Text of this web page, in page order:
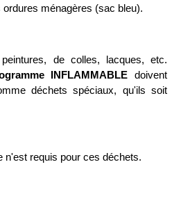
ménagères (sac bleu).
de colles, lacques, etc.
INFLAMMABLE doivent
déchets spéciaux, qu'ils soit
n'est requis pour ces déchets.